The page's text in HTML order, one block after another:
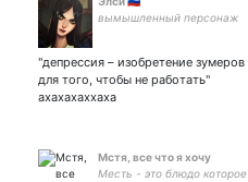
вымышленный персонаж
"депрессия – изобретение зумеров
для того, чтобы не работать"
ахахахаххаха
Мстя, все что я хочу
Месть - это блюдо которое